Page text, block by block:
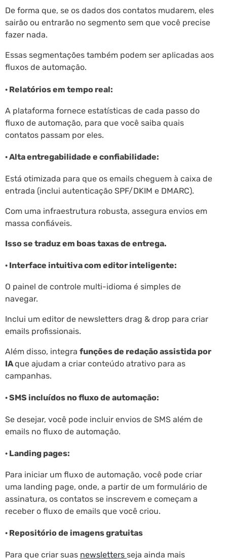
De forma que, se os dados dos contatos mudarem, eles
sairão ou entrarão no segmento sem que você precise
fazer nada.
Essas segmentações também podem ser aplicadas aos
fluxos de automação.
· Relatórios em tempo real:
A plataforma fornece estatísticas de cada passo do
fluxo de automação, para que você saiba quais
contatos passam por eles.
· Alta entregabilidade e confiabilidade:
Está otimizada para que os emails cheguem à caixa de
entrada (inclui autenticação SPF/DKIM e DMARC).
Com uma infraestrutura robusta, assegura envios em
massa confiáveis.
Isso se traduz em boas taxas de entrega.
· Interface intuitiva com editor inteligente:
O painel de controle multi-idioma é simples de
navegar.
Inclui um editor de newsletters drag & drop para criar
emails profissionais.
Além disso, integra funções de redação assistida por
IAque ajudam a criar conteúdo atrativo para as
campanhas.
· SMS incluídos no fluxo de automação:
Se desejar, você pode incluir envios de SMS além de
emails no fluxo de automação.
· Landing pages:
Para iniciar um fluxo de automação, você pode criar
uma landing page, onde, a partir de um formulário de
assinatura, os contatos se inscrevem e começam a
receber o fluxo de emails que você criou.
· Repositório de imagens gratuitas
Para que criar suas newsletters seja ainda mais